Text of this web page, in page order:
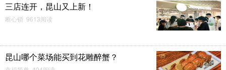
三店连开，昆山又上新！
断心锁 9613阅读
昆山哪个菜场能买到花雕醉蟹？